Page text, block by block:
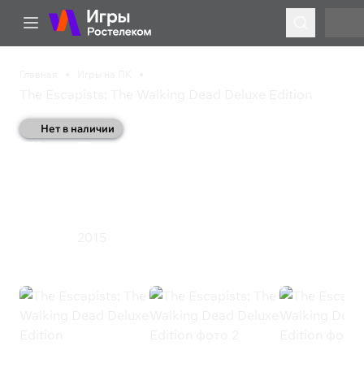
Нет в наличии
The Escapists: The